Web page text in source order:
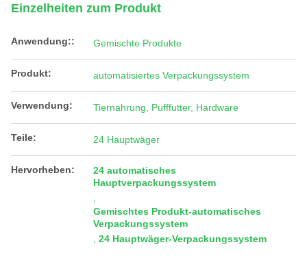
Einzelheiten zum Produkt
Anwendung:: Gemischte Produkte
Produkt: automatisiertes Verpackungssystem
Verwendung: Tiernahrung, Pufffutter, Hardware
Teile: 24 Hauptwäger
Hervorheben:
24 automatisches
Hauptverpackungssystem
Gemischtes Produkt-automatisches
Verpackungssystem
24 Hauptwäger-Verpackungssystem